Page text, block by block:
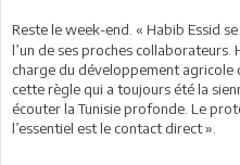
Reste le week-end. « Habib Essid
l’un de ses proches
charge du développement agricole
cette règle qui a toujours été la
écouter la Tunisie profonde. Le
l’essentiel est le contact direct ».